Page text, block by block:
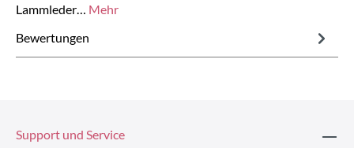
Lammleder… Mehr
Bewertungen
Support und Service